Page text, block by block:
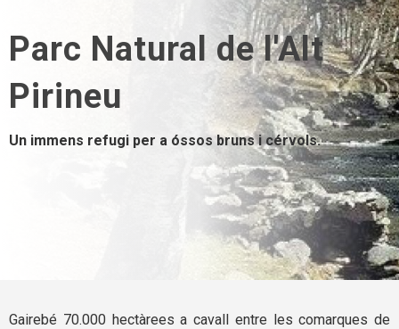
Parc Natural de l'Alt
Pirineu
Un immens refugi per a óssos bruns i cérvols.
Gairebé 70.000 hectàrees a cavall entre les comarques de